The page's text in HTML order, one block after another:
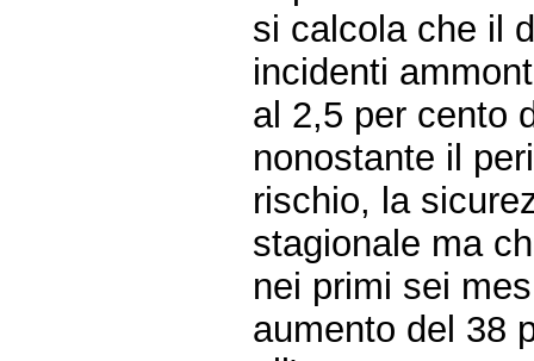
si calcola che il
incidenti
al 2,5 per cento
nonostante il
rischio, la
stagionale ma
nei primi sei
aumento del 38